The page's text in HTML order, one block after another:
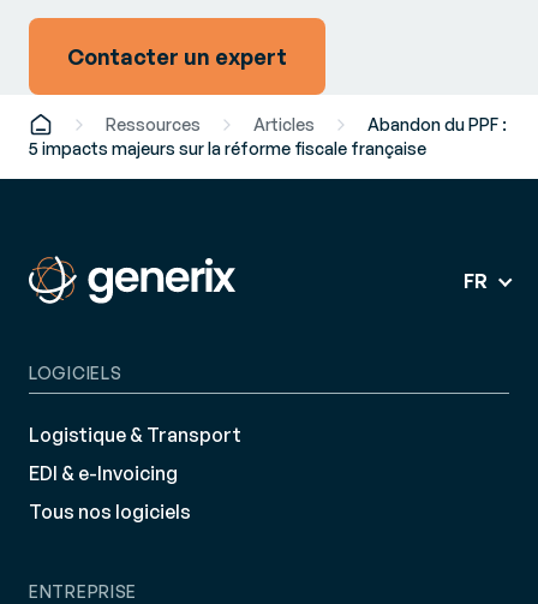
Contacter un expert
Ressources Articles
Abandon du PPF :
5 impacts majeurs sur la réforme fiscale française
FR
LOGICIELS
Logistique & Transport
EDI & e-Invoicing
Tous nos logiciels
ENTREPRISE